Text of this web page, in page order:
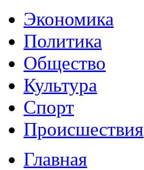
Экономика
Политика
Общество
Культура
Спорт
Происшествия
Главная